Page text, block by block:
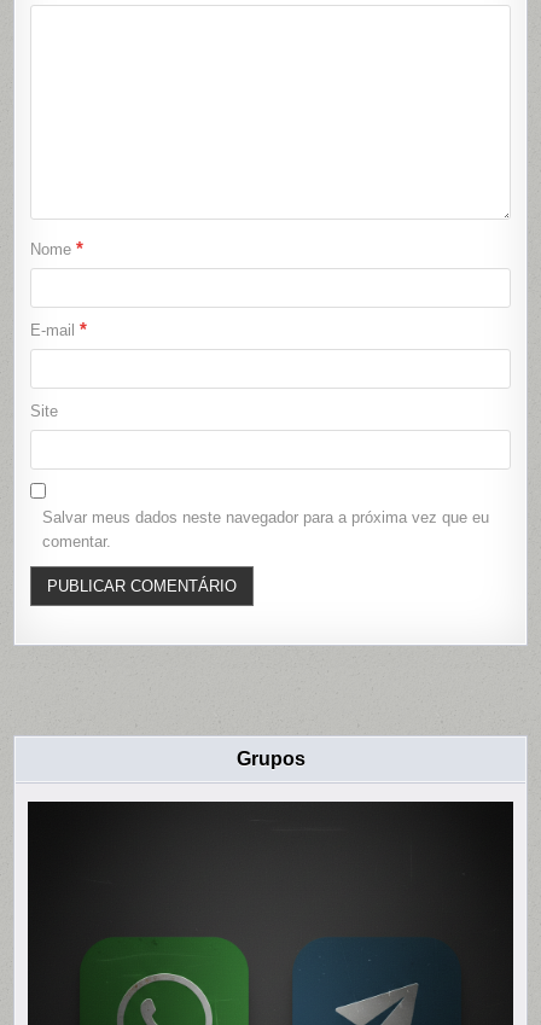
Nome*
E-mail*
Site
Salvar meus dados neste navegador para a próxima vez que eu
comentar.
Grupos